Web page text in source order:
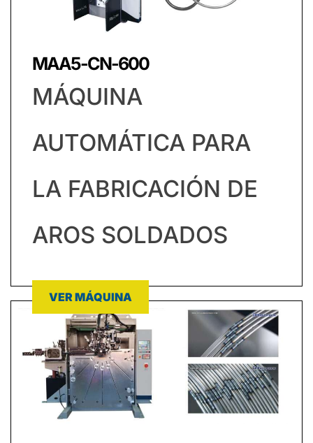
MAA5-CN-600
MÁQUINA
AUTOMÁTICA PARA
LA FABRICACIÓN DE
AROS SOLDADOS
VER MÁQUINA